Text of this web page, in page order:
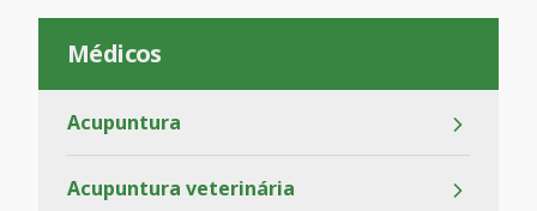
Médicos
Acupuntura
Acupuntura veterinária